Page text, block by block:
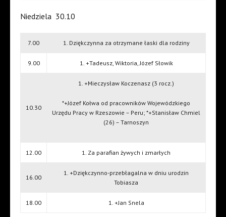
Niedziela 30.10
7.00 1. Dziękczynna za otrzymane łaski dla rodziny
9.00 1. +Tadeusz, Wiktoria, Józef Słowik
10.30
1. +Mieczysław Koczenasz (3 rocz.)
*+Józef Kołwa od pracowników Wojewódzkiego
Urzędu Pracy w Rzeszowie – Peru; *+Stanisław Chmiel
(26) – Tarnoszyn
12.00 1. Za parafian żywych i zmarłych
16.00
1. +Dziękczynno-przebłagalna w dniu urodzin
Tobiasza
18.00 1. +Jan Snela